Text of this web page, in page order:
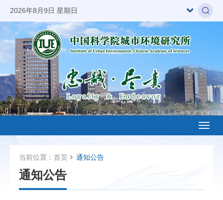
2026年8月9日 星期日
当前位置： 首页 通知公告
通知公告